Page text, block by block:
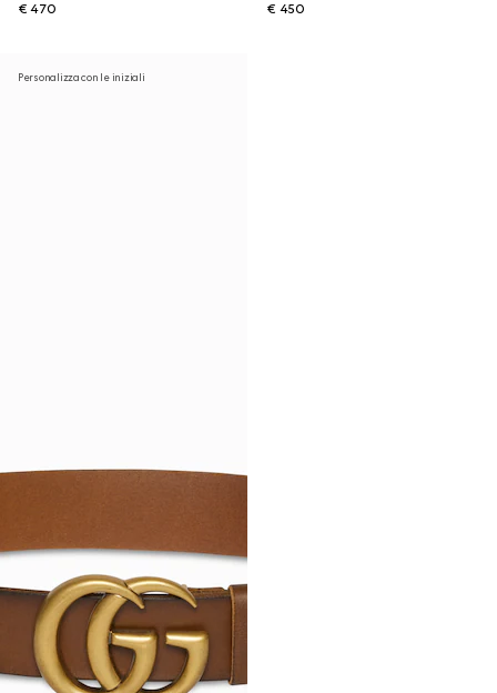
€ 470
€ 450
Personalizza con le iniziali